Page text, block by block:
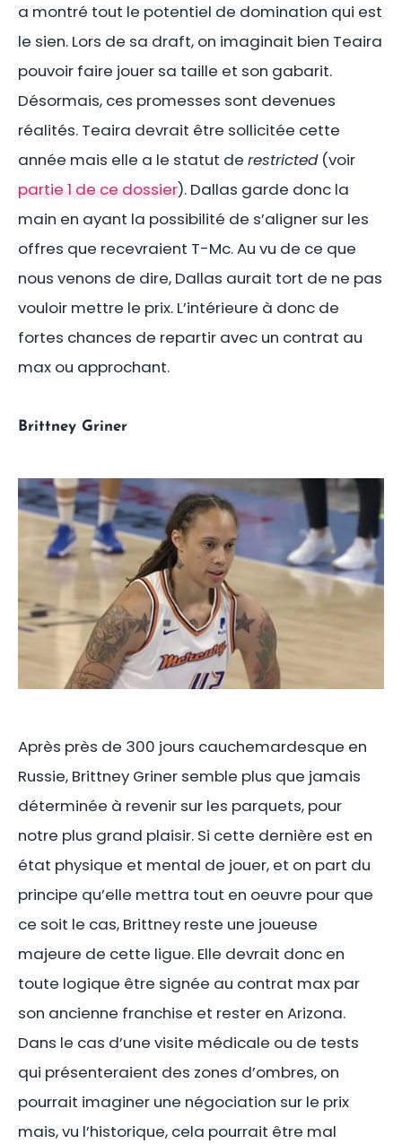
a montré tout le potentiel de domination qui est
le sien. Lors de sa draft, on imaginait bien Teaira
pouvoir faire jouer sa taille et son gabarit.
Désormais, ces promesses sont devenues
réalités. Teaira devrait être sollicitée cette
année mais elle a le statut de restricted(voir
partie 1 de ce dossier). Dallas garde donc la
main en ayant la possibilité de s’aligner sur les
offres que recevraient T-Mc. Au vu de ce que
nous venons de dire, Dallas aurait tort de ne pas
vouloir mettre le prix. L’intérieure à donc de
fortes chances de repartir avec un contrat au
max ou approchant.
Brittney Griner
Après près de 300 jours cauchemardesque en
Russie, Brittney Griner semble plus que jamais
déterminée à revenir sur les parquets, pour
notre plus grand plaisir. Si cette dernière est en
état physique et mental de jouer, et on part du
principe qu’elle mettra tout en oeuvre pour que
ce soit le cas, Brittney reste une joueuse
majeure de cette ligue. Elle devrait donc en
toute logique être signée au contrat max par
son ancienne franchise et rester en Arizona.
Dans le cas d’une visite médicale ou de tests
qui présenteraient des zones d’ombres, on
pourrait imaginer une négociation sur le prix
mais, vu l’historique, cela pourrait être mal